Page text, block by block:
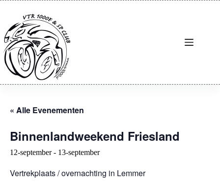
inhoud
« Alle Evenementen
Binnenlandweekend Friesland
12-september- 13-september
Vertrekplaats / overnachting in Lemmer